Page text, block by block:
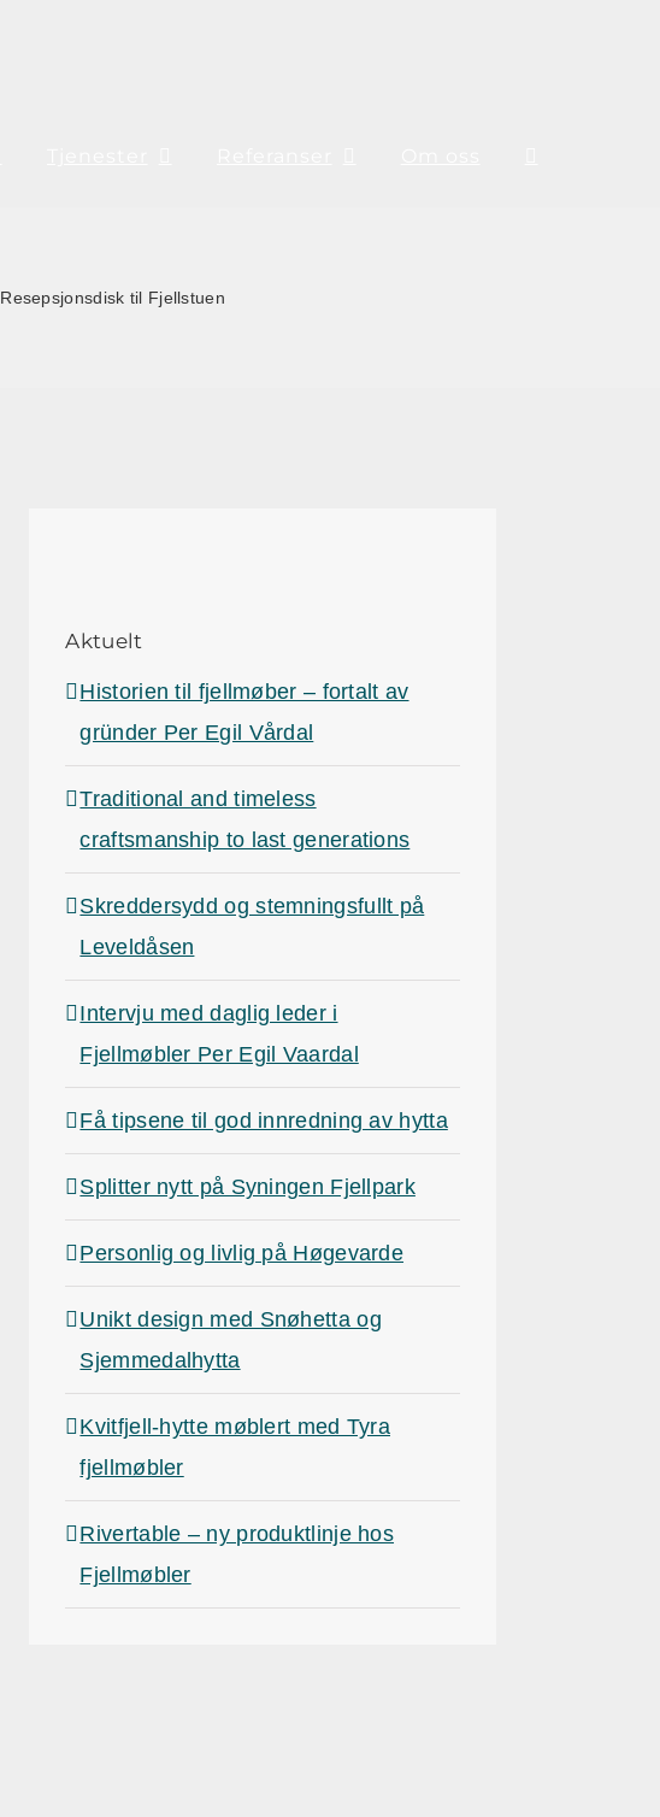
Resepsjonsdisk til Fjellstuen
Aktuelt
Historien til fjellmøber – fortalt av
gründer Per Egil Vårdal
Traditional and timeless
craftsmanship to last generations
Skreddersydd og stemningsfullt på
Leveldåsen
Intervju med daglig leder i
Fjellmøbler Per Egil Vaardal
Få tipsene til god innredning av hytta
Splitter nytt på Syningen Fjellpark
Personlig og livlig på Høgevarde
Unikt design med Snøhetta og
Sjemmedalhytta
Kvitfjell-hytte møblert med Tyra
fjellmøbler
Rivertable – ny produktlinje hos
Fjellmøbler